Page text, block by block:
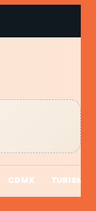
CDMX TURISMO